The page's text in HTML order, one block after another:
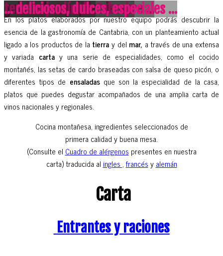
guisos de aquí, de siempre ...
con luz natural ...
terraza jardín de Cabrojo
... deliciosos, dulces, especiales ...
En los platos elaborados por nuestro equipo podrás descubrir la
esencia de la gastronomía de Cantabria, con un planteamiento actual
ligado a los productos de la tierra y del mar, a través de una extensa
y variada cartay una serie de especialidades, como el cocido
montañés, las setas de cardo braseadas con salsa de queso picón, o
diferentes tipos de ensaladasque son la especialidad de la casa,
platos que puedes degustar acompañados de una amplia carta de
vinos nacionales y regionales.
Cocina montañesa, ingredientes seleccionados de
primera calidad y buena mesa.
(Consulte el Cuadro de alérgenos presentes en nuestra
carta) traducida al ingles ,francés y alemán
Carta
Entrantes y raciones